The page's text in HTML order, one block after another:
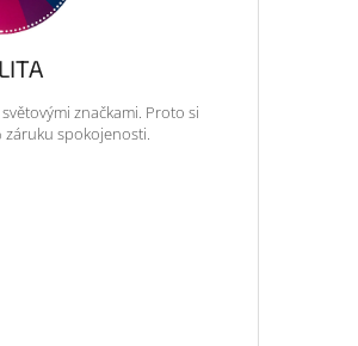
značkami. Proto si
spokojenosti.